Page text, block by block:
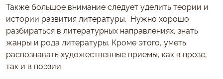
Также большое внимание следует уделить теории и
истории развития литературы. Нужно хорошо
разбираться в литературных направлениях, знать
жанры и рода литературы. Кроме этого, уметь
распознавать художественные приемы, как в прозе,
так и в поэзии.